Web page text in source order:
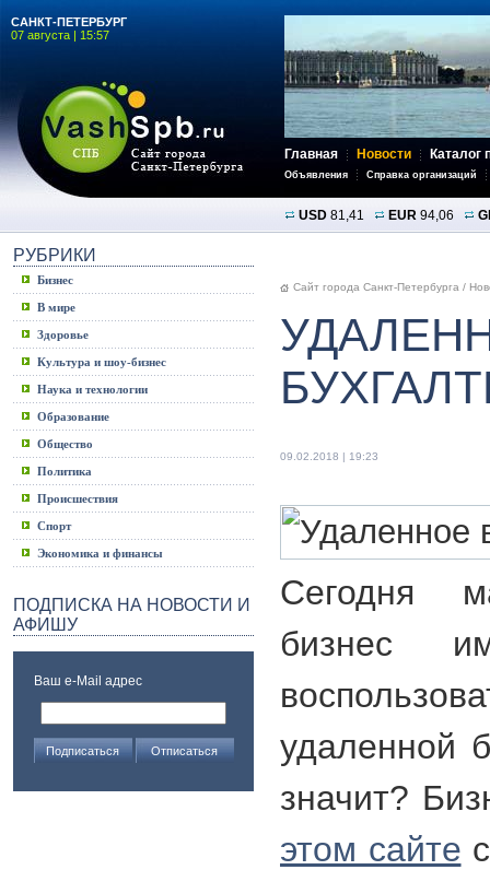
САНКТ-ПЕТЕРБУРГ
07 августа | 15:57
Главная Новости Каталог
Объявления Справка организаций
USD 81,41 EUR 94,06
РУБРИКИ
Бизнес
В мире
Здоровье
Культура и шоу-бизнес
Наука и технологии
Образование
Общество
Политика
Происшествия
Спорт
Экономика и финансы
ПОДПИСКА НА НОВОСТИ И
АФИШУ
Ваш e-Mail адрес
Сайт города Санкт-Петербурга /
09.02.2018 | 19:23
Сегодня
бизнес
удаленной
значит?
этом сайте